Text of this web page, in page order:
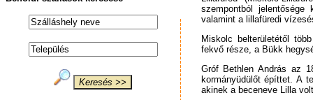
szempontból jelentősége
valamint a lillafüredi
Miskolc belterületétől
fekvő része, a Bükk
Gróf Bethlen András az
kormányüdülőt építtet. A
akinek a beceneve Lilla volt